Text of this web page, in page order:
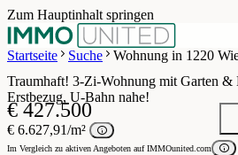
Zum Hauptinhalt springen
Startseite
Suche Wohnung in 1220
/ 11Grundriss
Traumhaft! 3-Zi-Wohnung mit Garten
Erstbezug, U-Bahn nahe!
€ 427.500
€ 6.627,91/m²
Im Vergleich zu aktiven Angeboten auf IMMOunited.com